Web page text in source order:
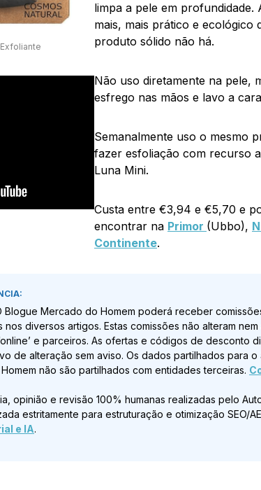
limpa a pele em profundidade.
mais, mais prático e ecológico
produto sólido não há.
Não uso diretamente na pele,
esfrego nas mãos e lavo a
Semanalmente uso o mesmo
fazer esfoliação com recurso
Luna Mini.
Custa entre €3,94 e €5,70 e
encontrar na Primor (Ubbo),
Continente.
Blogue Mercado do Homem poderá receber
diversos artigos. Estas comissões não alteram
e parceiros. As ofertas e códigos de desconto
de alteração sem aviso. Os dados partilhados para o
não são partilhados com entidades terceiras.
opinião e revisão 100% humanas realizadas pelo
estritamente para estruturação e otimização SEO/
e IA.